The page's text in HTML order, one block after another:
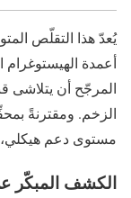
يُعدّ هذا التقلّص
أعمدة
المرجّح أن يتلاشى
الزخم. ومقترنةً
مستوى دعم هيكلي،